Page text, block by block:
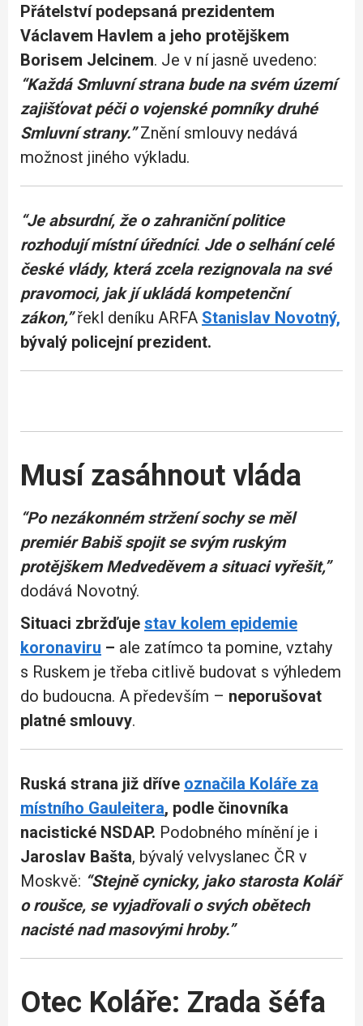
Přátelství podepsaná prezidentem
Václavem Havlem a jeho protějškem
Borisem Jelcinem. Je v ní jasně uvedeno:
“Každá Smluvní strana bude na svém území
zajišťovat péči o vojenské pomníky druhé
Smluvní strany.”Znění smlouvy nedává
možnost jiného výkladu.
“Je absurdní, že o zahraniční politice
rozhodují místní úředníci. Jde o selhání celé
české vlády, která zcela rezignovala na své
pravomoci, jak jí ukládá kompetenční
zákon,”řekl deníku ARFA Stanislav Novotný,
bývalý policejní prezident.
Musí zasáhnout vláda
“Po nezákonném stržení sochy se měl
premiér Babiš spojit se svým ruským
protějškem Medveděvem a situaci vyřešit,”
dodává Novotný.
Situaci zbržďuje stav kolem epidemie
koronaviru – ale zatímco ta pomine, vztahy
s Ruskem je třeba citlivě budovat s výhledem
do budoucna. A především – neporušovat
platné smlouvy.
Ruská strana již dříve označila Koláře za
místního Gauleitera, podle činovníka
nacistické NSDAP. Podobného mínění je i
Jaroslav Bašta, bývalý velvyslanec ČR v
Moskvě: “Stejně cynicky, jako starosta Kolář
o roušce, se vyjadřovali o svých obětech
nacisté nad masovými hroby.”
Otec Koláře: Zrada šéfa